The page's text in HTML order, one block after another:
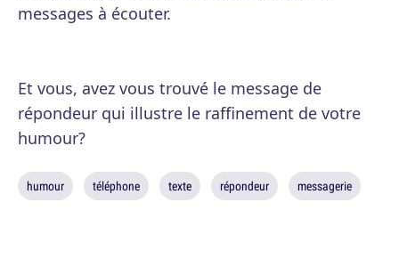
messages à écouter.
Et vous, avez vous trouvé le message de
répondeur qui illustre le raffinement de votre
humour?
humour téléphone texte répondeur messagerie